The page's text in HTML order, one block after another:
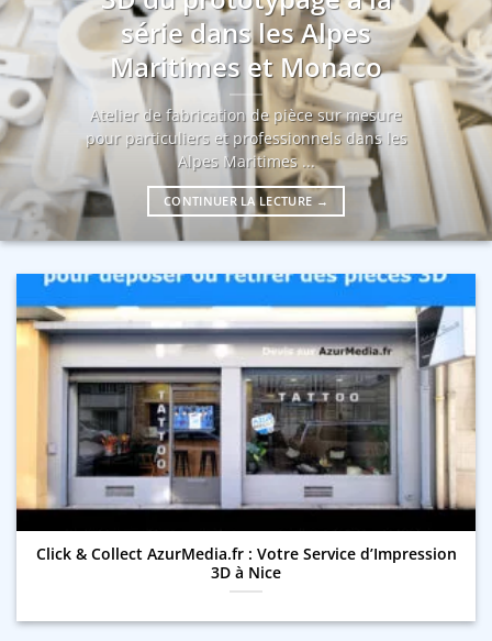
série dans les Alpes
Maritimes et Monaco
Atelier de fabrication de pièce sur mesure
pour particuliers et professionnels dans les
Alpes Maritimes ...
CONTINUER LA LECTURE →
Click & Collect AzurMedia.fr : Votre Service d’Impression
3D à Nice